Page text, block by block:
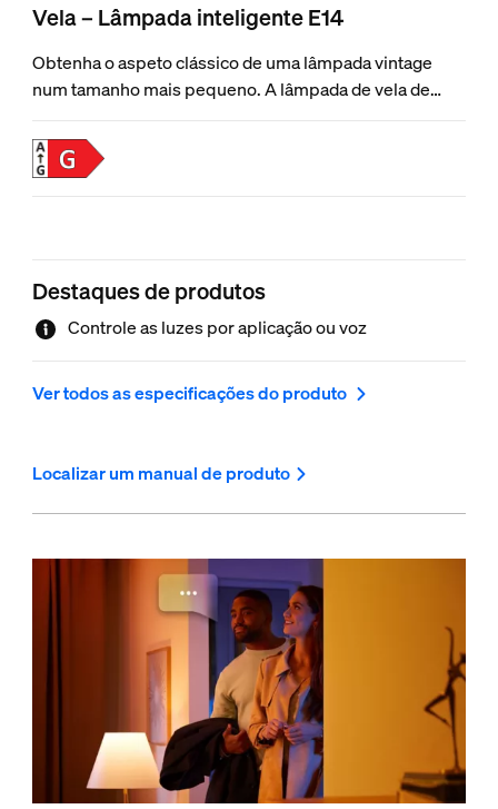
Vela – Lâmpada inteligente E14
Obtenha o aspeto clássico de uma lâmpada vintage
num tamanho mais pequeno. A lâmpada de vela de
filamento tem um filamento interno em espiral e uma
base E14, sendo perfeita para levar uma luz branca
quente a fria a equipamentos pequenos onde pretenda
um estilo vintage com um toque moderno.
Destaques de produtos
Controle as luzes por aplicação ou voz
Ver todos as especificações do produto
Localizar um manual de produto